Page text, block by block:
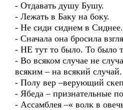
- Отдавать душу Бушу.
- Лежать в Баку на боку.
- Не сиди сиднем в Сиднее.
- Сначала она бросила
- НЕ тут то было. То было
- Во всяком случае не
всяким – на всякий случай.
- Полу вер –верующий
- Ябеда – признательные
- Ассамблея –« волк в